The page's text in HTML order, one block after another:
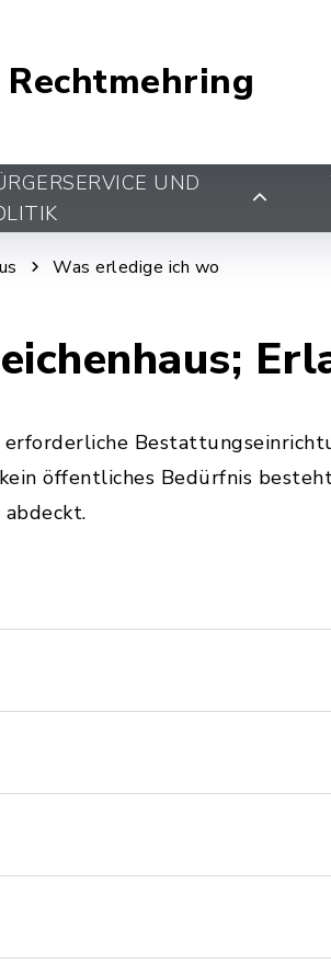
Rechtmehring
UND
Was erledige ich wo
erforderliche
öffentliches Bedürfnis